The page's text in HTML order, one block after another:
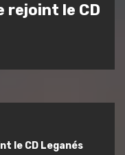
le CD Leganés
saisons